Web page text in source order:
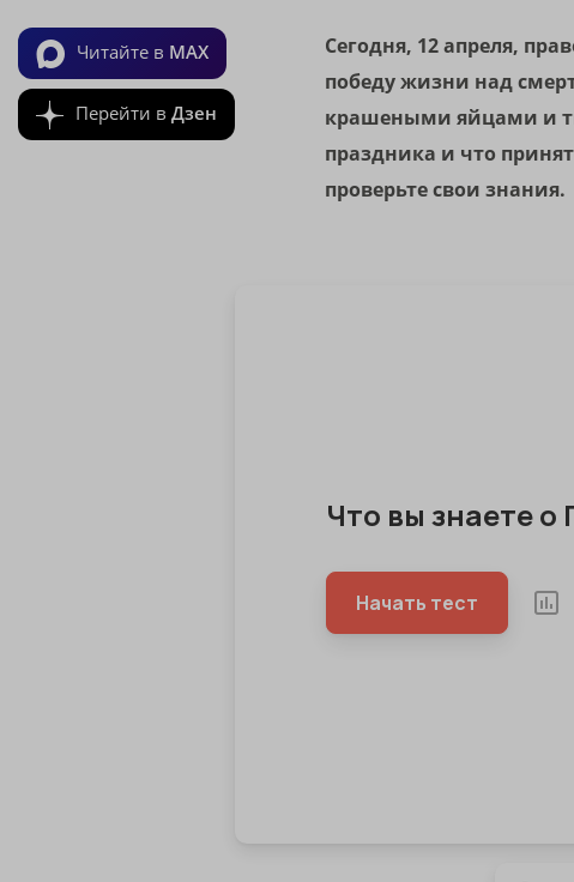
Читайте в MAX
Перейти в Дзен
Сегодня, 12 апреля,
победу жизни над
крашеными яйцами и
праздника и что
проверьте свои знания.